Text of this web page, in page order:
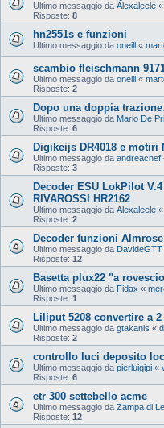
Ultimo messaggio da Alexaleele «
Risposte: 8
hn2551s e funzioni
Ultimo messaggio da oneill «
scambio fleischmann
Ultimo messaggio da oneill «
Risposte: 2
Dopo una doppia
Ultimo messaggio da Mario De
Risposte: 6
Digikeijs DR4018 e motiri
Ultimo messaggio da andreachef
Risposte: 3
Decoder ESU LokPilot V.4
RIVAROSSI HR2162
Ultimo messaggio da Alexaleele «
Risposte: 2
Decoder funzioni Almrose
Ultimo messaggio da DavideGTT
Risposte: 12
Basetta plux22 "a
Ultimo messaggio da Fidax «
Risposte: 1
Liliput 5208 convertire a 2
Ultimo messaggio da gtakanis «
Risposte: 2
controllo luci deposito
Ultimo messaggio da pierluigipi «
Risposte: 6
etr 300 settebello acme
Ultimo messaggio da Zampa di
Risposte: 12